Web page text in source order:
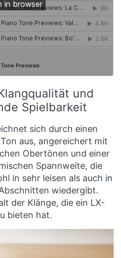
und
Spielbarkeit
sich durch einen
aus, angereichert mit
Obertönen und einer
Spannweite, die
in sehr leisen als auch in
wiedergibt.
der Klänge, die ein LX-
bieten hat.